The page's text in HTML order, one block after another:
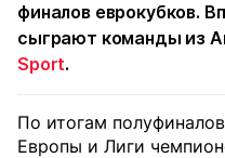
финалов еврокубков.
сыграют команды из
Sport.
По итогам
Европы и Лиги